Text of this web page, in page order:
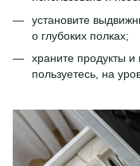
установите
о глубоких полках;
храните продукты
пользуетесь, на